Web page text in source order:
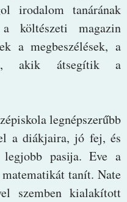
irodalom tanárának
költészeti magazin
a megbeszélések, a
akik átsegítik a
legnépszerűbb
a diákjaira, jó fej, és
pasija. Eve a
tanít. Nate
szemben kialakított